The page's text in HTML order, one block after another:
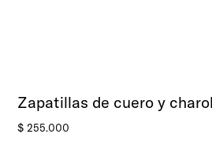
Zapatillas de cuero y
$ 255.000